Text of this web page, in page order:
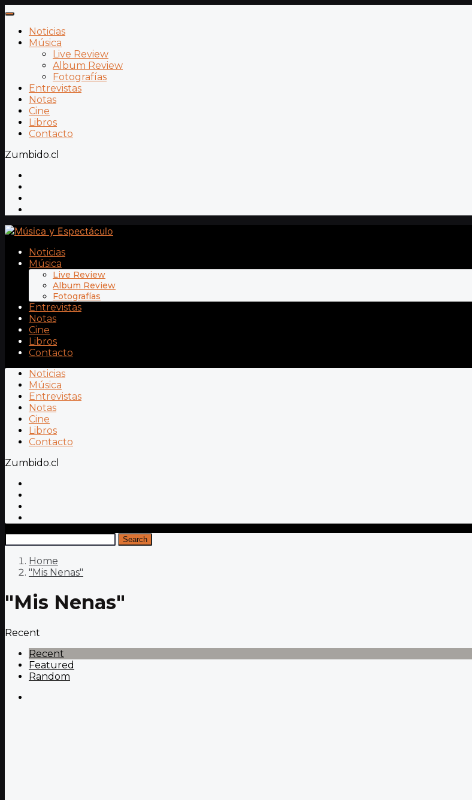
Noticias
Música
Live Review
Album Review
Fotografías
Entrevistas
Notas
Cine
Libros
Contacto
Zumbido.cl
Noticias
Música
Live Review
Album Review
Fotografías
Entrevistas
Notas
Cine
Libros
Contacto
Noticias
Música
Entrevistas
Notas
Cine
Libros
Contacto
Zumbido.cl
Search
Home
"Mis Nenas"
"Mis Nenas"
Recent
Recent
Featured
Random